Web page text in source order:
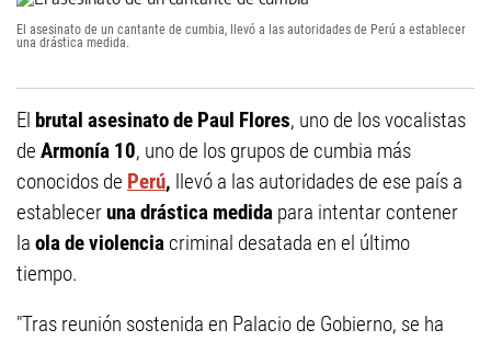
El asesinato de un cantante de cumbia, llevó a las autoridades de Perú a establecer
una drástica medida.
El brutal asesinato de Paul Flores, uno de los vocalistas
de Armonía 10, uno de los grupos de cumbia más
conocidos de Perú, llevó a las autoridades de ese país a
estableceruna drástica medida para intentar contener
la ola de violencia criminal desatada en el último
tiempo.
"Tras reunión sostenida en Palacio de Gobierno, se ha